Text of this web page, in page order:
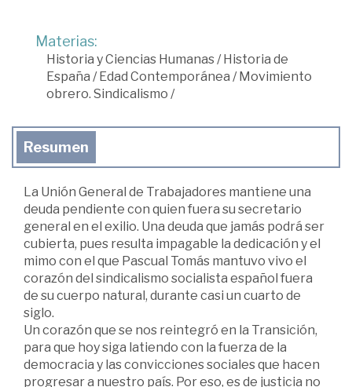
Materias:
Historia y Ciencias Humanas/Historia de
España /Edad Contemporánea /Movimiento
obrero. Sindicalismo /
Resumen
La Unión General de Trabajadores mantiene una
deuda pendiente con quien fuera su secretario
general en el exilio. Una deuda que jamás podrá ser
cubierta, pues resulta impagable la dedicación y el
mimo con el que Pascual Tomás mantuvo vivo el
corazón del sindicalismo socialista español fuera
de su cuerpo natural, durante casi un cuarto de
siglo.
Un corazón que se nos reintegró en la Transición,
para que hoy siga latiendo con la fuerza de la
democracia y las convicciones sociales que hacen
progresar a nuestro país. Por eso, es de justicia no